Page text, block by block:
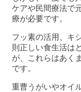
ケアや民間療法で
療が必要です。
フッ素の活用、キ
則正しい食生活は
が、これらはあく
です。
重曹うがいやオイ